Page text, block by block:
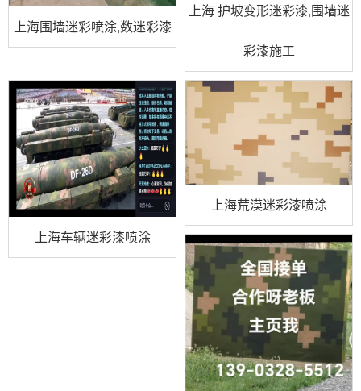
上海围墙迷彩喷涂,数迷彩漆
上海 护坡变形迷彩漆,围墙迷
彩漆施工
上海车辆迷彩漆喷涂
上海荒漠迷彩漆喷涂